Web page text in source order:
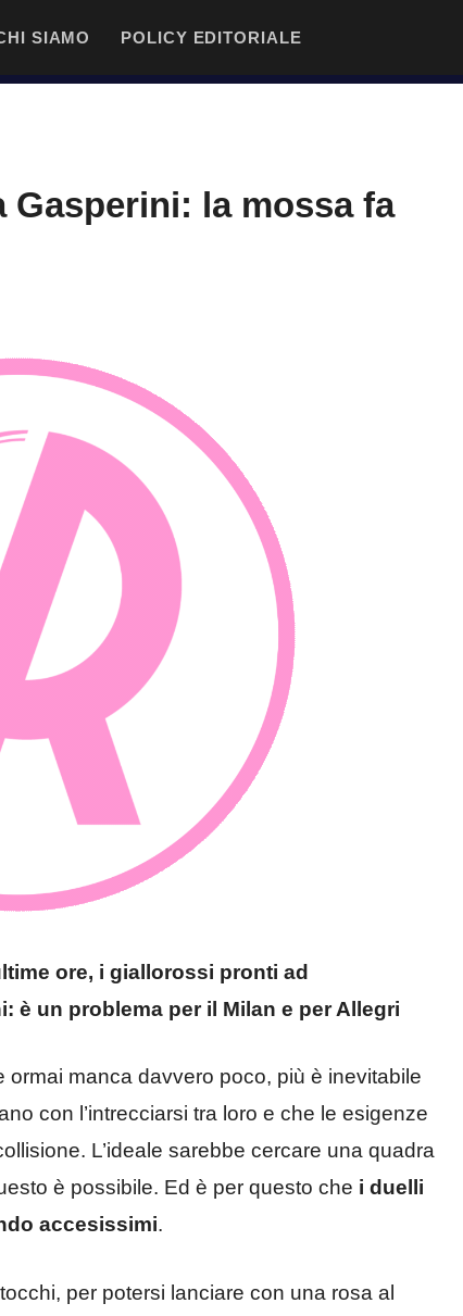
SIAMO POLICY EDITORIALE
Gasperini: la mossa fa
ore, i giallorossi pronti ad
è un problema per il Milan e per Allegri
manca davvero poco, più è inevitabile
con l’intrecciarsi tra loro e che le esigenze
L’ideale sarebbe cercare una quadra
è possibile. Ed è per questo che i duelli
accesissimi.
per potersi lanciare con una rosa al